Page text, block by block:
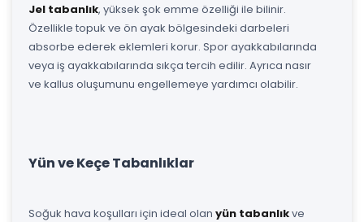
Jel tabanlık, yüksek şok emme özelliği ile bilinir.
Özellikle topuk ve ön ayak bölgesindeki darbeleri
absorbe ederek eklemleri korur. Spor ayakkabılarında
veya iş ayakkabılarında sıkça tercih edilir. Ayrıca nasır
ve kallus oluşumunu engellemeye yardımcı olabilir.
Yün ve Keçe Tabanlıklar
Soğuk hava koşulları için ideal olan yün tabanlıkve